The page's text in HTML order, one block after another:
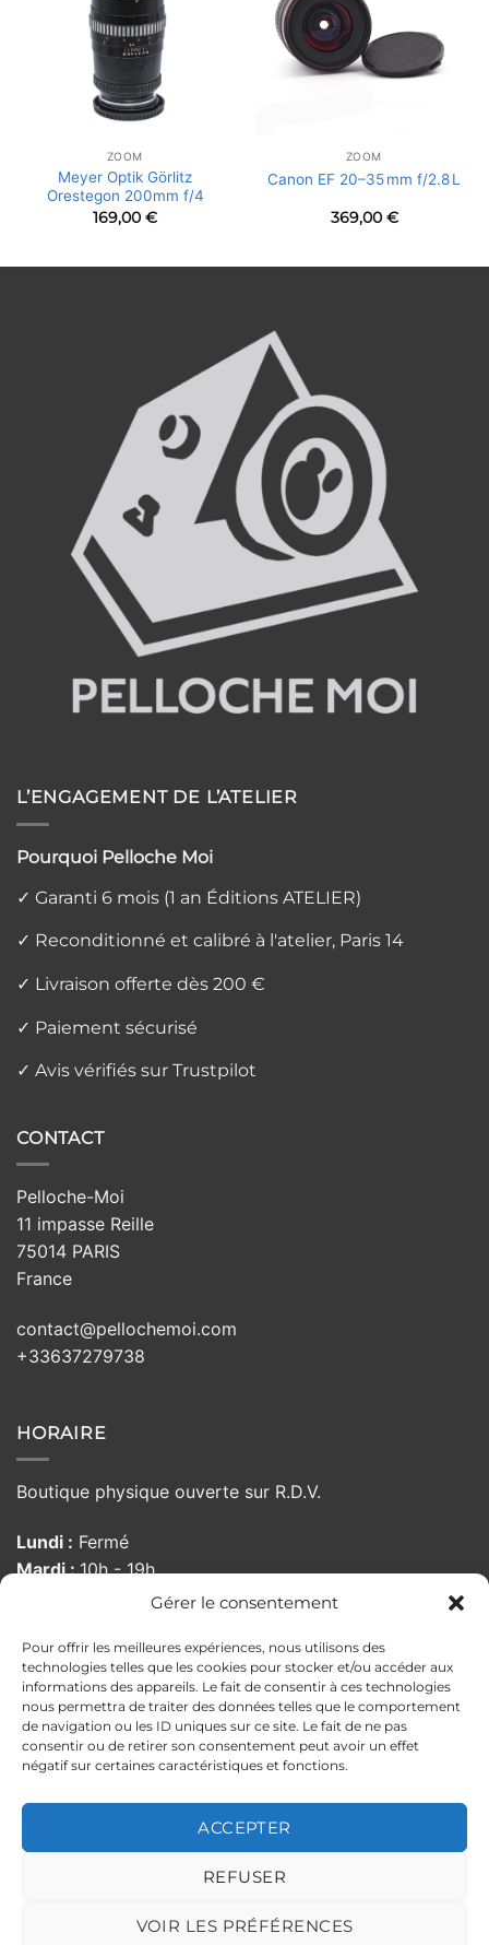
Gérer le consentement
Pour offrir les meilleures expériences, nous utilisons des
technologies telles que les cookies pour stocker et/ou accéder aux
informations des appareils. Le fait de consentir à ces technologies
nous permettra de traiter des données telles que le comportement
de navigation ou les ID uniques sur ce site. Le fait de ne pas
consentir ou de retirer son consentement peut avoir un effet
négatif sur certaines caractéristiques et fonctions.
ACCEPTER
REFUSER
VOIR LES PRÉFÉRENCES
ZOOM
Meyer Optik Görlitz
Orestegon 200mm f/4
169,00 €
ZOOM
Canon EF 20–35 mm f/2.8 L
369,00 €
L’ENGAGEMENT DE L’ATELIER
Pourquoi Pelloche Moi
✓ Garanti 6 mois (1 an Éditions ATELIER)
✓ Reconditionné et calibré à l'atelier, Paris 14
✓ Livraison offerte dès 200 €
✓ Paiement sécurisé
✓ Avis vérifiés sur Trustpilot
CONTACT
Pelloche-Moi
11 impasse Reille
75014 PARIS
France
contact@pellochemoi.com
+33637279738
HORAIRE
Boutique physique ouverte sur R.D.V.
Lundi : Fermé
Mardi :10h - 19h
10h - 19h
Vendredi :10:00 - 19h
Samedi :10h - 19h
Dimanche :Fermé
POLITIQUE DE RETOUR
ILS PARLENT DE NOUS
Conditions d'utilisationde Google applicables.